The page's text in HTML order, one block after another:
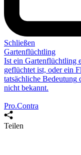
Schließen
Gartenflüchtling
Ist ein Gartenflüchtling
geflüchtet ist, oder ein
tatsächliche Bedeutung
nicht bekannt.
Pro.Contra
Teilen